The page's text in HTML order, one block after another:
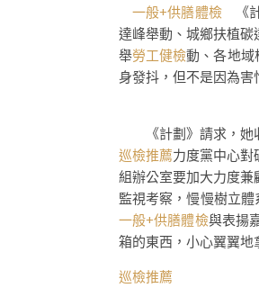
一般+供膳體檢《計
達峰舉動、城鄉扶植
舉勞工健檢動、各地域
身發抖，但不是因為害
《計劃》請求，她
巡檢推薦力度黨中心對
組辦公室要加大力度
監視考察，慢慢樹立
一般+供膳體檢與表揚
箱的東西，小心翼翼地
巡檢推薦